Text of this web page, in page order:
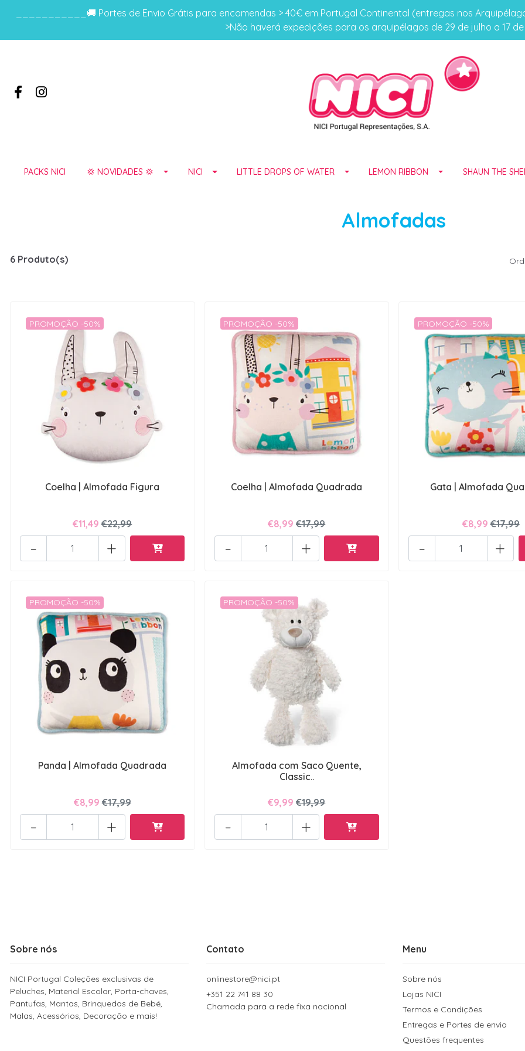
___________🚚 Portes de Envio Grátis para encomendas > 40€ em Portugal Continental (entregas nos
>Não haverá expedições para os arquipélagos de 29 de julho a 17
PACKS NICI 💢 NOVIDADES 💢 NICI LITTLE DROPS OF WATER LEMON RIBBON SHAUN THE
Almofadas
6 Produto(s)
PROMOÇÃO -50%
Coelha | Almofada Figura
€11,49 €22,99
+
-
PROMOÇÃO -50%
Coelha | Almofada Quadrada
€8,99 €17,99
+
-
PROMOÇÃO -50%
Gata | Almofada
€8,99 €17,99
+
-
PROMOÇÃO -50%
Panda | Almofada Quadrada
€8,99 €17,99
+
-
PROMOÇÃO -50%
Almofada com Saco Quente,
Classic..
€9,99 €19,99
+
-
Sobre nós
NICI Portugal Coleções exclusivas de
Peluches, Material Escolar, Porta-chaves,
Pantufas, Mantas, Brinquedos de Bebé,
Malas, Acessórios, Decoração e mais!
Contato
onlinestore@nici.pt
+351 22 741 88 30
Chamada para a rede fixa nacional
Menu
Sobre nós
Lojas NICI
Termos e Condições
Entregas e Portes de envio
Questões frequentes